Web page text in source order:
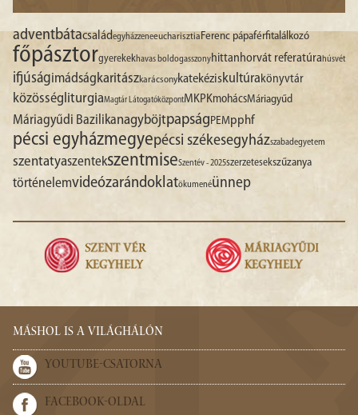
adventbátacsaládegyházzeneeucharisztia Ferenc pápaférfitalálkozó
főpásztorgyerekekhavas boldogasszonyhittanhorvát referatúrahúsvét
ifjúságimádságkaritászkarácsonykatekéziskultúra könyvtár
közösség liturgiaMagtár LátogatóközpontMKPKmohácsMáriagyűd
Máriagyűdi Bazilikanagyböjtpapság PEMpphf
pécsi egyházmegyepécsi székesegyházszabadegyetem
szentatyaszentekszentmiseSzentév - 2025szerzetesekszűzanya
történelemvideózarándoklatökumenéünnep
MÁSHOL IS A VILÁGHÁLÓN
YOUTUBE-CSATORNA
FACEBOOK-OLDAL